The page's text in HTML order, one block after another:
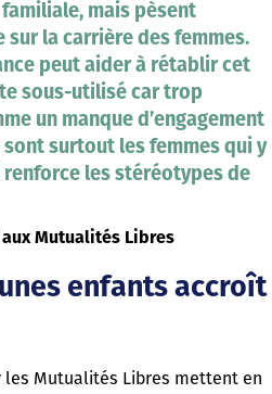
mais pèsent
sur la carrière des femmes.
peut aider à rétablir cet
sous-utilisé car trop
un manque d’engagement
sont surtout les femmes qui y
les stéréotypes de
Mutualités Libres
enfants accroît
les Mutualités Libres mettent en